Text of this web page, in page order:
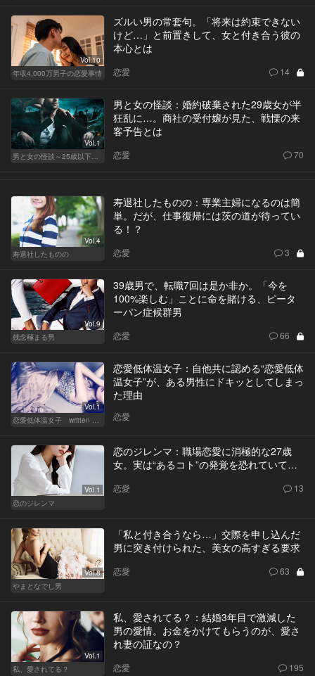
Vol.10
年収4,000万男子の恋愛事情
ズルい男の常套句。「将来は約束できない
けど…」と前置きして、女と付き合う彼の
本心とは
恋愛 14
Vol.1
男と女の怪談～25歳以下閲覧禁止～
男と女の怪談：婚約破棄された29歳女が半
狂乱に…。商社の受付嬢が見た、戦慄の来
客予告とは
恋愛 70
Vol.4
寿退社したものの
寿退社したものの：専業主婦になるのは簡
単。だが、仕事復帰には茨の道が待ってい
る！？
恋愛 3
Vol.9
残念極まる男
39歳男で、転職7回は是か非か。「今を
100%楽しむ」ことに命を賭ける、ピータ
ーパン症候群男
恋愛 66
Vol.1
恋愛低体温女子 written by 内埜さくら
恋愛低体温女子：自他共に認める“恋愛低体
温女子”が、ある男性にドキッとしてしまっ
た理由
恋愛
Vol.1
恋のジレンマ
恋のジレンマ：職場恋愛に消極的な27歳
女。実は“あるコト”の発覚を恐れていて…
恋愛 13
Vol.8
やまとなでし男
「私と付き合うなら…」交際を申し込んだ
男に突き付けられた、美女の高すぎる要求
恋愛 63
Vol.1
私、愛されてる？
私、愛されてる？：結婚3年目で激減した
男の愛情。お金をかけてもらうのが、愛さ
れ妻の証なの？
恋愛 195